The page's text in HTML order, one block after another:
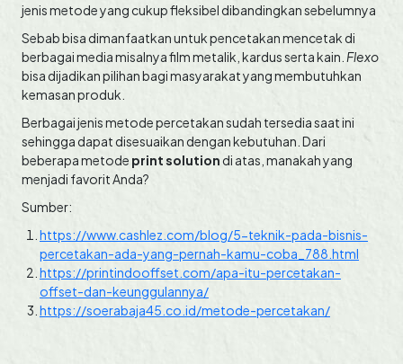
jenis metode yang cukup fleksibel dibandingkan sebelumnya
Sebab bisa dimanfaatkan untuk pencetakan mencetak di
berbagai media misalnya film metalik, kardus serta kain. Flexo
bisa dijadikan pilihan bagi masyarakat yang membutuhkan
kemasan produk.
Berbagai jenis metode percetakan sudah tersedia saat ini
sehingga dapat disesuaikan dengan kebutuhan. Dari
beberapa metode print solutiondi atas, manakah yang
menjadi favorit Anda?
Sumber:
https://www.cashlez.com/blog/5-teknik-pada-bisnis-
percetakan-ada-yang-pernah-kamu-coba_788.html
https://printindooffset.com/apa-itu-percetakan-
offset-dan-keunggulannya/
https://soerabaja45.co.id/metode-percetakan/